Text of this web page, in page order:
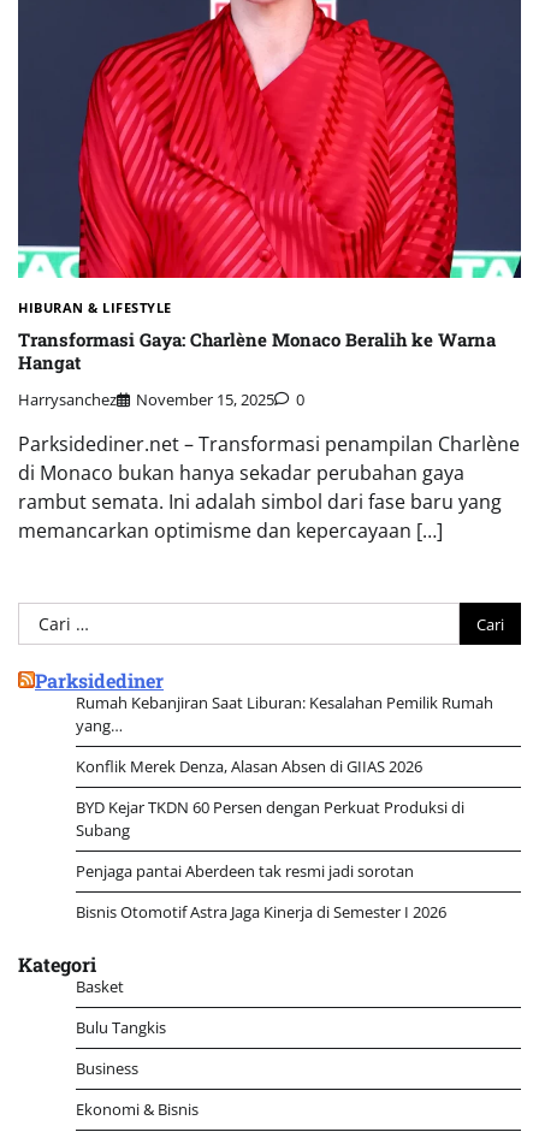
HIBURAN & LIFESTYLE
Transformasi Gaya: Charlène Monaco Beralih ke Warna
Hangat
Harrysanchez November 15, 2025 0
Parksidediner.net – Transformasi penampilan Charlène
di Monaco bukan hanya sekadar perubahan gaya
rambut semata. Ini adalah simbol dari fase baru yang
memancarkan optimisme dan kepercayaan […]
Cari
untuk:
Parksidediner
Rumah Kebanjiran Saat Liburan: Kesalahan Pemilik Rumah
yang…
Konflik Merek Denza, Alasan Absen di GIIAS 2026
BYD Kejar TKDN 60 Persen dengan Perkuat Produksi di
Subang
Penjaga pantai Aberdeen tak resmi jadi sorotan
Bisnis Otomotif Astra Jaga Kinerja di Semester I 2026
Kategori
Basket
Bulu Tangkis
Business
Ekonomi & Bisnis